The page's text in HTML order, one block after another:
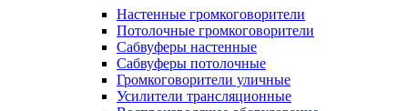
Настенные громкоговорители
Потолочные громкоговорители
Сабвуферы настенные
Сабвуферы потолочные
Громкоговорители уличные
Усилители трансляционные